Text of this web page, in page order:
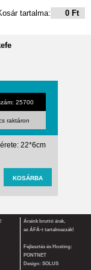
tartalma: 0 Ft
25700
raktáron
22*6cm
Áraink bruttó árak,
az ÁFÁ-t tartalmazzák!
Fejlesztés és Hosting:
PONTNET
Design: SOLUS